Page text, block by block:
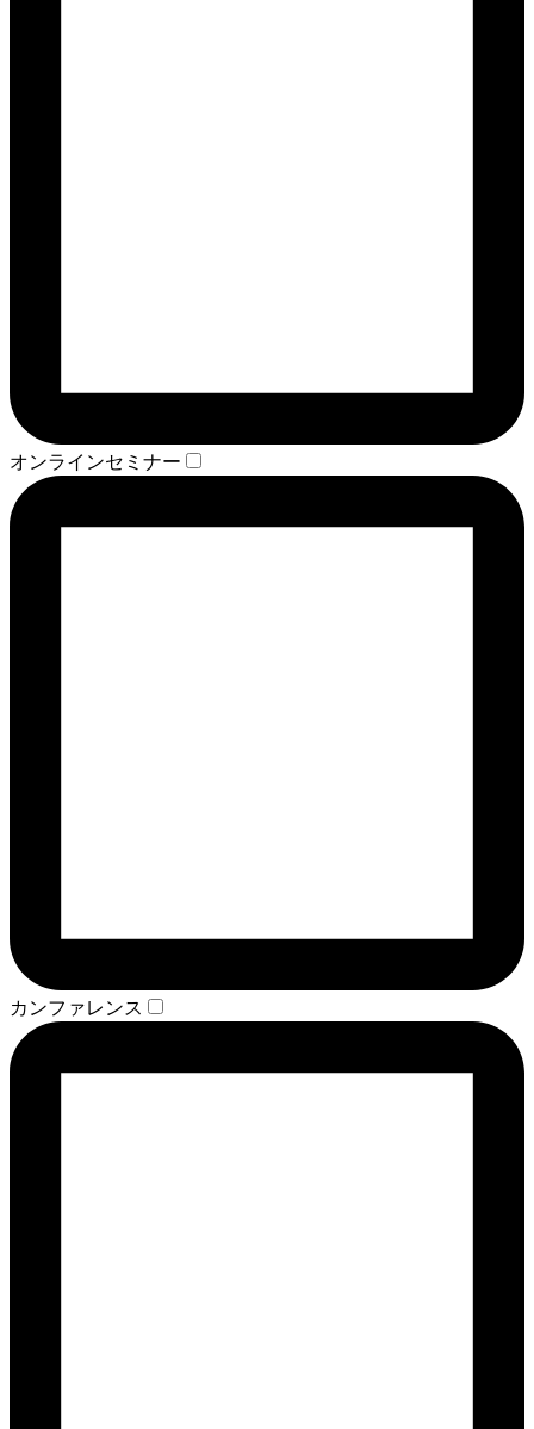
オンラインセミナー
カンファレンス